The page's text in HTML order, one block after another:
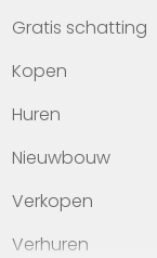
Gratis schatting
Kopen
Huren
Nieuwbouw
Verkopen
Verhuren